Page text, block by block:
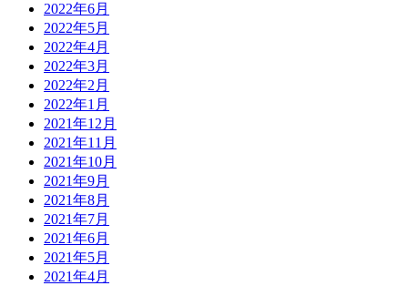
2022年6月
2022年5月
2022年4月
2022年3月
2022年2月
2022年1月
2021年12月
2021年11月
2021年10月
2021年9月
2021年8月
2021年7月
2021年6月
2021年5月
2021年4月